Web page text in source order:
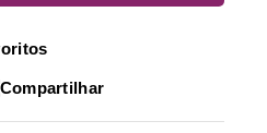
Compartilhar